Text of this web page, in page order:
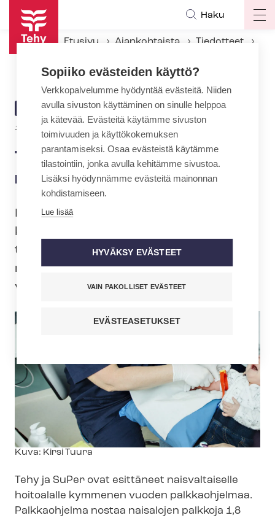
Hyppää
pääsisältöön
Haku
Etusivu Ajankohtaista
Tiedotteet
ARTIKKELIN
KATEGORIA
TIEDOTE
16.9.2019 | 10:00
Tehy: Arvovalintojen aika on
nyt
Ilman palkankorotuksia pako hoitoalalta
kiihtyy. Vanhenevan väestön ja
työikäisten määrän vähenemisen
muodostama yhtälö käy entistä
vaikeammaksi hallita.
Kuvateksti
Kuva: Kirsi Tuura
Tehy ja SuPer ovat esittäneet naisvaltaiselle
hoitoalalle kymmenen vuoden palkkaohjelmaa.
Palkkaohjelma nostaa naisalojen palkkoja 1,8
Sopiiko evästeiden käyttö?
Verkkopalvelumme hyödyntää evästeitä. Niiden
avulla sivuston käyttäminen on sinulle helppoa
ja kätevää. Evästeitä käytämme sivuston
toimivuuden ja käyttökokemuksen
parantamiseksi. Osaa evästeistä käytämme
tilastointiin, jonka avulla kehitämme sivustoa.
Lisäksi hyödynnämme evästeitä mainonnan
kohdistamiseen.
Lue lisää
HYVÄKSY EVÄSTEET
VAIN PAKOLLISET EVÄSTEET
EVÄSTEASETUKSET